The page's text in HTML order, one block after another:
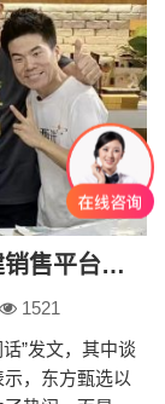
俞敏洪透露东方甄选发展计划：建销售平台、做严选、投资农业公司
1521
”发文，其中谈
，东方甄选以